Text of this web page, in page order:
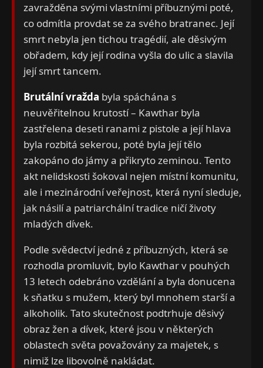
zavražděna svými vlastními příbuznými poté,
co odmítla provdat se za svého bratranec. Její
smrt nebyla jen tichou tragédií, ale děsivým
obřadem, kdy její rodina vyšla do ulic a slavila
její smrt tancem.
Brutální vražda byla spáchána s
neuvěřitelnou krutostí – Kawthar byla
zastřelena deseti ranami z pistole a její hlava
byla rozbitá sekerou, poté byla její tělo
zakopáno do jámy a přikryto zeminou. Tento
akt nelidskosti šokoval nejen místní komunitu,
ale i mezinárodní veřejnost, která nyní sleduje,
jak násilí a patriarchální tradice ničí životy
mladých dívek.
Podle svědectví jedné z příbuzných, která se
rozhodla promluvit, bylo Kawthar v pouhých
13 letech odebráno vzdělání a byla donucena
k sňatku s mužem, který byl mnohem starší a
alkoholik. Tato skutečnost podtrhuje děsivý
obraz žen a dívek, které jsou v některých
oblastech světa považovány za majetek, s
nimiž lze libovolně nakládat.